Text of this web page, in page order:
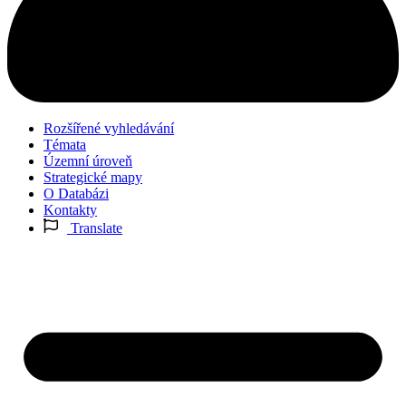
Rozšířené vyhledávání
Témata
Územní úroveň
Strategické mapy
O Databázi
Kontakty
Translate